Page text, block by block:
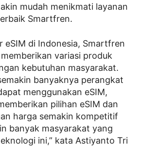
mudah menikmati layanan
Smartfren.
eSIM di Indonesia, Smartfren
variasi produk
kebutuhan masyarakat.
banyaknya perangkat
menggunakan eSIM,
pilihan eSIM dan
harga semakin kompetitif
banyak masyarakat yang
ini,” kata Astiyanto Tri